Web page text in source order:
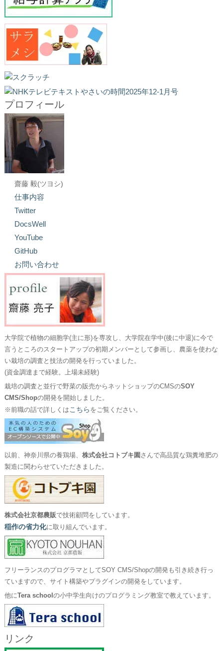
プロフィール
齋藤 毅(ツヨシ)
仕事内容
Twitter
DocsWell
YouTube
GitHub
お問い合わせ
大学院で植物の細胞学(主に形)を専攻し、大学院在学中(後に中退)に今で
言うところのスタートアップの初期メンバーとして参画し、農薬を使わな
い栽培の調査と技法の開発を行っていました。
(資金調達まで経験。上場未経験)
栽培の調査と並行で野菜の販売からネットショップのCMSのSOY
CMS/Shopの開発を開始しました。
※前職の話で詳しくは こちら をご覧ください。
以前、神奈川県の養鶏場、 株式会社コトブキ園 さんで高品質な鶏糞堆肥の
製造に関わらせていただきました。
株式会社京都農販で技術顧問をしています。
稲作の省力化に取り組んでいます。
フリーランスのプログラマとしてSOY CMS/Shopの開発も引き続き行っ
ていますので、サイト構築やプラグインの開発をしています。
他にTera school の小中学生向けのプログラミング教室で教えています。
リンク